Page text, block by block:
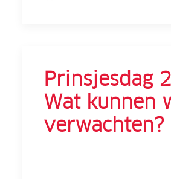
Prinsjesdag
Wat kunnen
verwachten?